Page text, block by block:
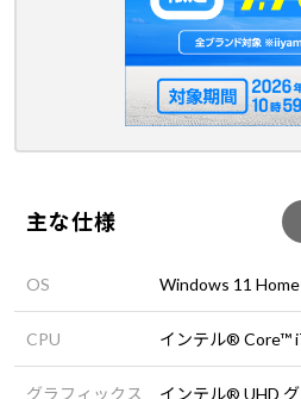
主な仕様
OS Windows 11
CPU インテル® Core™
グラフィックス インテル® UHD